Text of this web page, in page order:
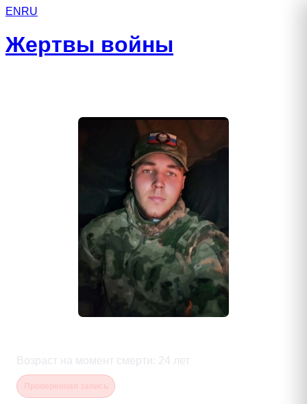
EN RU
Жертвы войны
Возраст на момент смерти : 24 лет